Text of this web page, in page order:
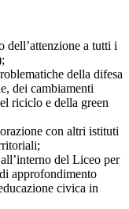
dell’attenzione a tutti i
della difesa
dei cambiamenti
riciclo e della green
con altri istituti
del Liceo per
approfondimento
civica in